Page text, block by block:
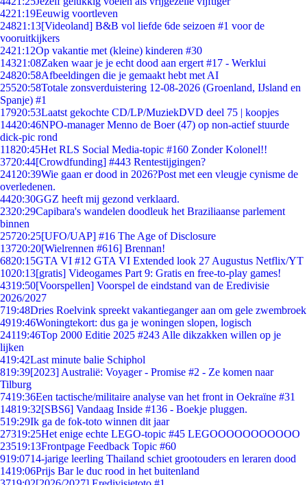
4221:19Eeuwig voortleven
24821:13[Videoland] B&B vol liefde 6de seizoen #1 voor de
vooruitkijkers
2421:12Op vakantie met (kleine) kinderen #30
14321:08Zaken waar je je echt dood aan ergert #17 - Werklui
24820:58Afbeeldingen die je gemaakt hebt met AI
25520:58Totale zonsverduistering 12-08-2026 (Groenland, IJsland en
Spanje) #1
17920:53Laatst gekochte CD/LP/MuziekDVD deel 75 | koopjes
14420:46NPO-manager Menno de Boer (47) op non-actief stuurde
dick-pic rond
11820:45Het RLS Social Media-topic #160 Zonder Kolonel!!
3720:44[Crowdfunding] #443 Rentestijgingen?
241 20:39Wie gaan er dood in 2026?Post met een vleugje cynisme de
overledenen.
4420:30GGZ heeft mij gezond verklaard.
2320:29Capibara's wandelen doodleuk het Braziliaanse parlement
binnen
25720:25[UFO/UAP] #16 The Age of Disclosure
13720:20[Wielrennen #616] Brennan!
6820:15GTA VI #12 GTA VI Extended look 27 Augustus Netflix/YT
1020:13[gratis] Videogames Part 9: Gratis en free-to-play games!
4319:50[Voorspellen] Voorspel de eindstand van de Eredivisie
2026/2027
719:48Dries Roelvink spreekt vakantieganger aan om gele zwembroek
4919:46Woningtekort: dus ga je woningen slopen, logisch
24119:46Top 2000 Editie 2025 #243 Alle dikzakken willen op je
lijken
419:42Last minute balie Schiphol
819:39[2023] Australië: Voyager - Promise #2 - Ze komen naar
Tilburg
7419:36Een tactische/militaire analyse van het front in Oekraïne #31
14819:32[SBS6] Vandaag Inside #136 - Boekje pluggen.
519:29Ik ga de fok-toto winnen dit jaar
27319:25Het enige echte LEGO-topic #45 LEGOOOOOOOOOOO
23519:13Frontpage Feedback Topic #60
919:0714-jarige leerling Thailand schiet grootouders en leraren dood
1419:06Prijs Bar le duc rood in het buitenland